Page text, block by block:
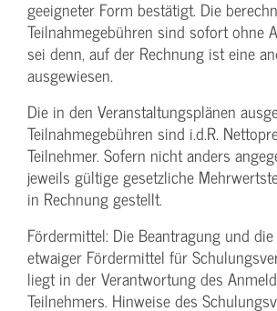
geeigneter Form bestätigt. Die
Teilnahmegebühren sind sofort ohne
sei denn, auf der Rechnung ist eine
ausgewiesen.
Die in den Veranstaltungsplänen
Teilnahmegebühren sind i.d.R.
Teilnehmer. Sofern nicht anders
jeweils gültige gesetzliche
in Rechnung gestellt.
Fördermittel: Die Beantragung und
etwaiger Fördermittel für
liegt in der Verantwortung des
Teilnehmers. Hinweise des